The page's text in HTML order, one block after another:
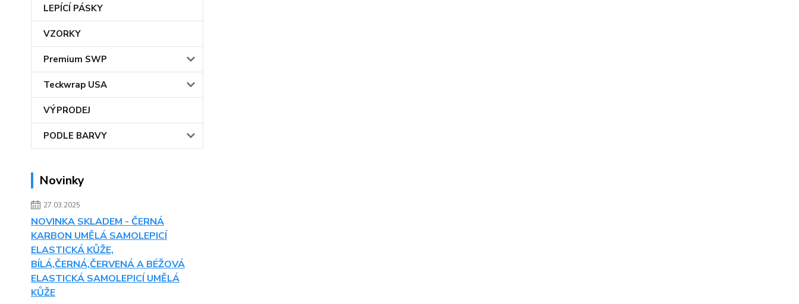
LEPÍCÍ PÁSKY
VZORKY
Premium SWP
Teckwrap USA
VÝPRODEJ
PODLE BARVY
Novinky
27.03.2025
NOVINKA SKLADEM - ČERNÁ
KARBON UMĚLÁ SAMOLEPICÍ
ELASTICKÁ KŮŽE,
BÍLÁ,ČERNÁ,ČERVENÁ A BÉŽOVÁ
ELASTICKÁ SAMOLEPICÍ UMĚLÁ
KŮŽE